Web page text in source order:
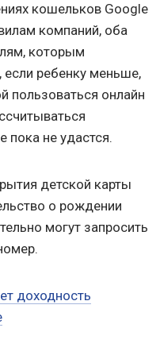
кошельков Google
компаний, оба
которым
если ребенку меньше,
пользоваться онлайн
пока не удастся.
детской карты
о рождении
могут запросить
доходность